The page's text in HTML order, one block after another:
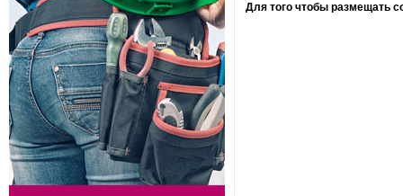
Для того чтобы размещать